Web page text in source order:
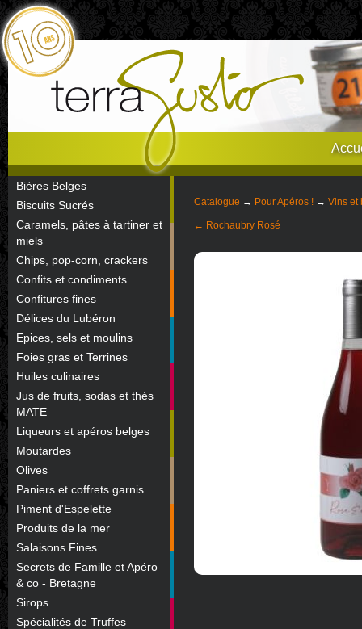
Bières Belges
Biscuits Sucrés
Caramels, pâtes à tartiner et
miels
Chips, pop-corn, crackers
Confits et condiments
Confitures fines
Délices du Lubéron
Epices, sels et moulins
Foies gras et Terrines
Huiles culinaires
Jus de fruits, sodas et thés
MATE
Liqueurs et apéros belges
Moutardes
Olives
Paniers et coffrets garnis
Piment d'Espelette
Produits de la mer
Salaisons Fines
Secrets de Famille et Apéro
& co - Bretagne
Sirops
Spécialités de Truffes
Catalogue → Pour Apéros ! → Vins et
← Rochaubry Rosé